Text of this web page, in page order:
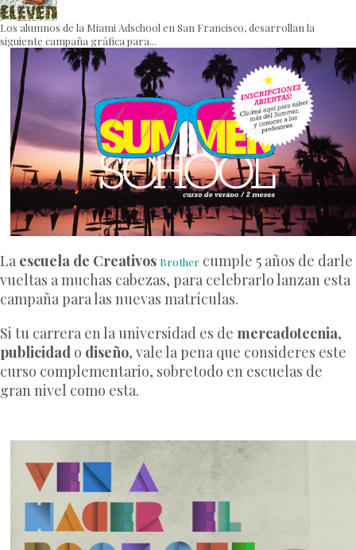
Los alumnos de la Miami Adschool en San Francisco, desarrollan la
siguiente campaña gráfica para...
La escuela de Creativos Brother cumple 5 años de darle
vueltas a muchas cabezas, para celebrarlo lanzan esta
campaña para las nuevas matrículas.
Si tu carrera en la universidad es de mercadotecnia,
publicidad o diseño, vale la pena que consideres este
curso complementario, sobretodo en escuelas de
gran nivel como esta.